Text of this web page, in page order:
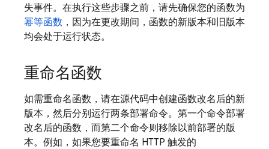
失事件。在执行这些步骤之前，请先确保您的函数为
幂等函数 ，因为在更改期间，函数的新版本和旧版本
均会处于运行状态。
重命名函数
如需重命名函数，请在源代码中创建函数改名后的新
版本，然后分别运行两条部署命令。第一个命令部署
改名后的函数，而第二个命令则移除以前部署的版
本。例如，如果您要重命名 HTTP 触发的